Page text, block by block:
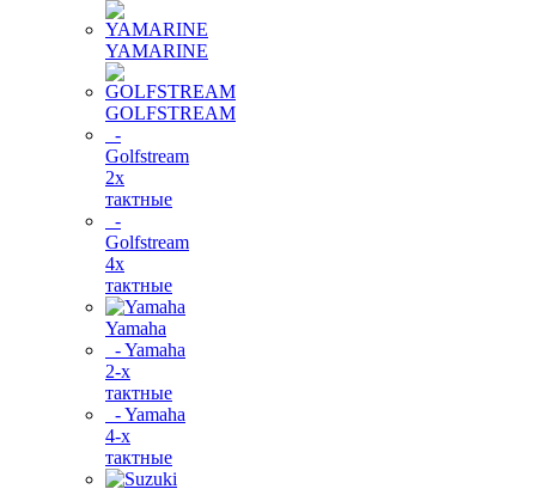
YAMARINE
GOLFSTREAM
-
Golfstream
2х
тактные
-
Golfstream
4х
тактные
Yamaha
- Yamaha
2-х
тактные
- Yamaha
4-х
тактные